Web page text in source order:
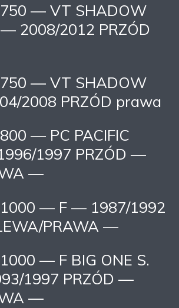
— VT SHADOW
2008/2012 PRZÓD
— VT SHADOW
2008 PRZÓD prawa
— PC PACIFIC
1997 PRZÓD —
—
— F — 1987/1992
PRAWA —
— F BIG ONE S.
1997 PRZÓD —
—